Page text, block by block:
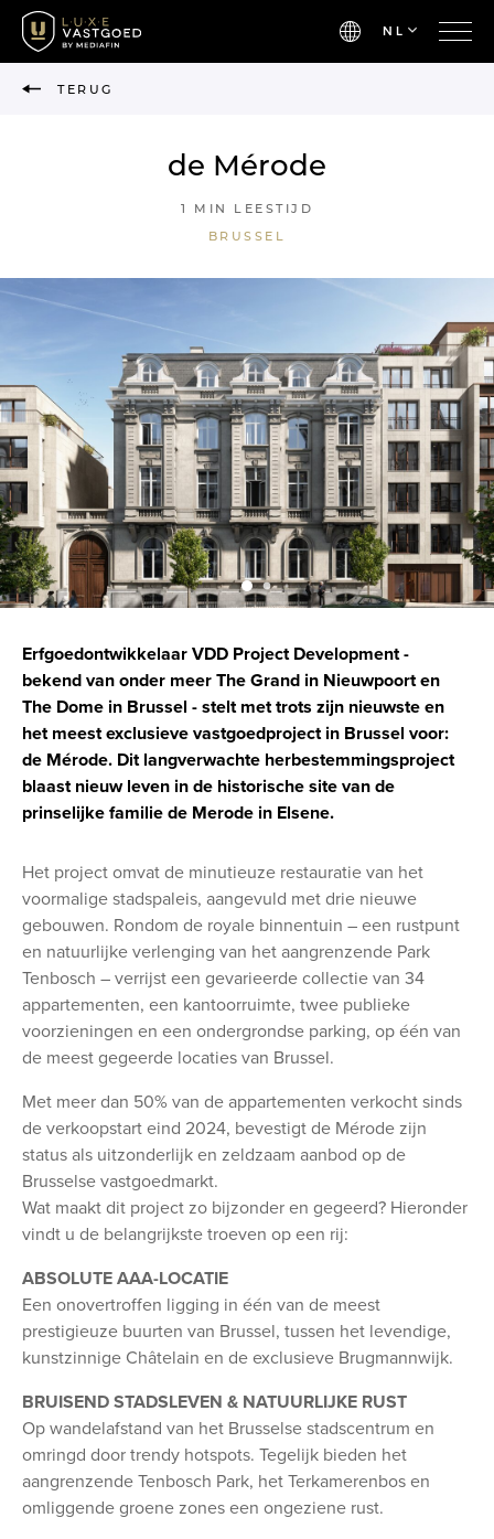
NL
TERUG
de Mérode
1 MIN LEESTIJD
BRUSSEL
Erfgoedontwikkelaar VDD Project Development -
bekend van onder meer The Grand in Nieuwpoort en
The Dome in Brussel - stelt met trots zijn nieuwste en
het meest exclusieve vastgoedproject in Brussel voor:
de Mérode. Dit langverwachte herbestemmingsproject
blaast nieuw leven in de historische site van de
prinselijke familie de Merode in Elsene.
Het project omvat de minutieuze restauratie van het
voormalige stadspaleis, aangevuld met drie nieuwe
gebouwen. Rondom de royale binnentuin – een rustpunt
en natuurlijke verlenging van het aangrenzende Park
Tenbosch – verrijst een gevarieerde collectie van 34
appartementen, een kantoorruimte, twee publieke
voorzieningen en een ondergrondse parking, op één van
de meest gegeerde locaties van Brussel.
Met meer dan 50% van de appartementen verkocht sinds
de verkoopstart eind 2024, bevestigt de Mérode zijn
status als uitzonderlijk en zeldzaam aanbod op de
Brusselse vastgoedmarkt.
Wat maakt dit project zo bijzonder en gegeerd? Hieronder
vindt u de belangrijkste troeven op een rij:
ABSOLUTE AAA-LOCATIE
Een onovertroffen ligging in één van de meest
prestigieuze buurten van Brussel, tussen het levendige,
kunstzinnige Châtelain en de exclusieve Brugmannwijk.
BRUISEND STADSLEVEN & NATUURLIJKE RUST
Op wandelafstand van het Brusselse stadscentrum en
omringd door trendy hotspots. Tegelijk bieden het
aangrenzende Tenbosch Park, het Terkamerenbos en
omliggende groene zones een ongeziene rust.